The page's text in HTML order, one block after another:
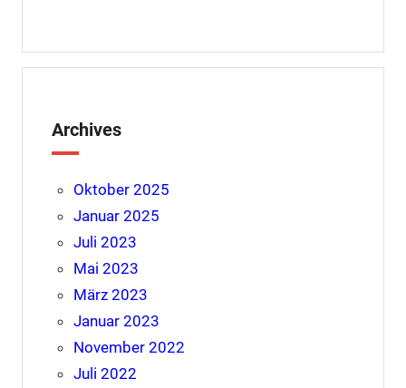
Archives
Oktober 2025
Januar 2025
Juli 2023
Mai 2023
März 2023
Januar 2023
November 2022
Juli 2022